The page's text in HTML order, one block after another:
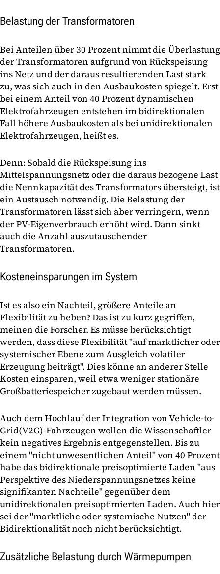
Belastung der Transformatoren
Bei Anteilen über 30 Prozent nimmt die Überlastung
der Transformatoren aufgrund von Rückspeisung
ins Netz und der daraus resultierenden Last stark
zu, was sich auch in den Ausbaukosten spiegelt. Erst
bei einem Anteil von 40 Prozent dynamischen
Elektrofahrzeugen entstehen im bidirektionalen
Fall höhere Ausbaukosten als bei unidirektionalen
Elektrofahrzeugen, heißt es.
Denn: Sobald die Rückspeisung ins
Mittelspannungsnetz oder die daraus bezogene Last
die Nennkapazität des Transformators übersteigt, ist
ein Austausch notwendig. Die Belastung der
Transformatoren lässt sich aber verringern, wenn
der PV-Eigenverbrauch erhöht wird. Dann sinkt
auch die Anzahl auszutauschender
Transformatoren.
Kosteneinsparungen im System
Ist es also ein Nachteil, größere Anteile an
Flexibilität zu heben? Das ist zu kurz gegriffen,
meinen die Forscher. Es müsse berücksichtigt
werden, dass diese Flexibilität "auf marktlicher oder
systemischer Ebene zum Ausgleich volatiler
Erzeugung beiträgt". Dies könne an anderer Stelle
Kosten einsparen, weil etwa weniger stationäre
Großbatteriespeicher zugebaut werden müssen.
Auch dem Hochlauf der Integration von Vehicle-to-
Grid(V2G)-Fahrzeugen wollen die Wissenschaftler
kein negatives Ergebnis entgegenstellen. Bis zu
einem "nicht unwesentlichen Anteil" von 40 Prozent
habe das bidirektionale preisoptimierte Laden "aus
Perspektive des Niederspannungsnetzes keine
signifikanten Nachteile" gegenüber dem
unidirektionalen preisoptimierten Laden. Auch hier
sei der "marktliche oder systemische Nutzen" der
Bidirektionalität noch nicht berücksichtigt.
Zusätzliche Belastung durch Wärmepumpen